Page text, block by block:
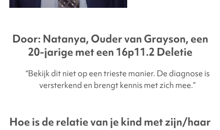
Door: Natanya, Ouder van Grayson, een
20-jarige met een 16p11.2 Deletie
“Bekijk dit niet op een trieste manier. De diagnose is
versterkend en brengt kennis met zich mee.”
Hoe is de relatie van je kind met zijn/haar